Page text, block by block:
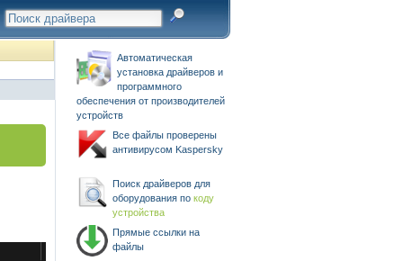
Автоматическая
установка драйверов и
программного
обеспечения от производителей
устройств
Все файлы проверены
антивирусом Kaspersky
Поиск драйверов для
оборудования по коду
устройства
Прямые ссылки на
файлы